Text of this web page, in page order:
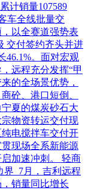
计销量107589
车全线批量交
以全赛道强势表
交付签约齐头并进
46.1%。面对宏观
远程充分发挥“甲
的全场景优势，
砼、港口短倒、
夏的煤炭砂石大
物资转运交付现
电搅拌车交付开
现场全系新能源
加速冲刺。 轻商
界 7月，吉利远程
销量同比增长